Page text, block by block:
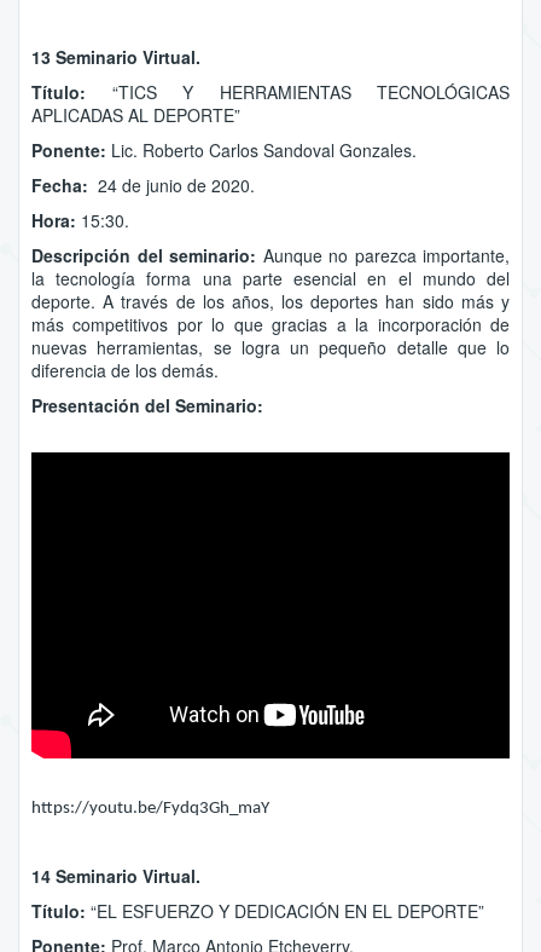
13 Seminario Virtual.
Título: “TICS Y HERRAMIENTAS TECNOLÓGICAS
APLICADAS AL DEPORTE”
Ponente: Lic. Roberto Carlos Sandoval Gonzales.
Fecha: 24 de junio de 2020.
Hora: 15:30.
Descripción del seminario: Aunque no parezca importante,
la tecnología forma una parte esencial en el mundo del
deporte. A través de los años, los deportes han sido más y
más competitivos por lo que gracias a la incorporación de
nuevas herramientas, se logra un pequeño detalle que lo
diferencia de los demás.
Presentación del Seminario:
https://youtu.be/Fydq3Gh_maY
14 Seminario Virtual.
Título: “EL ESFUERZO Y DEDICACIÓN EN EL DEPORTE”
Ponente: Prof. Marco Antonio Etcheverry.